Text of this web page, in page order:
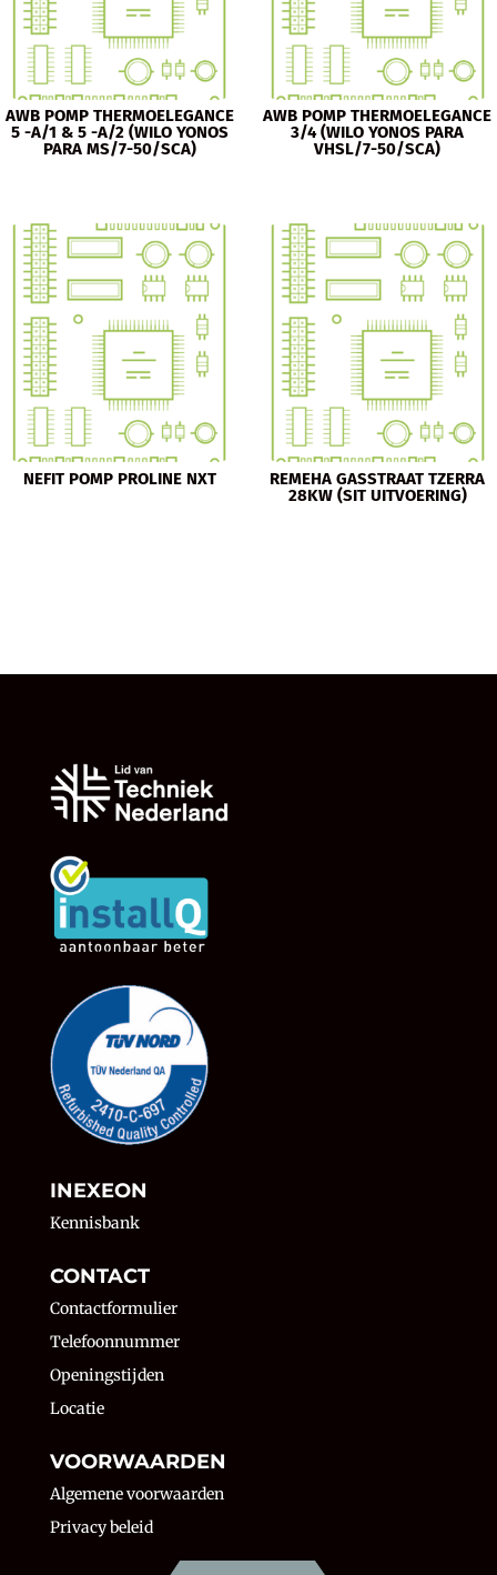
AWB POMP THERMOELEGANCE
5 -A/1 & 5 -A/2 (WILO YONOS
PARA MS/7-50/SCA)
AWB POMP THERMOELEGANCE
3/4 (WILO YONOS PARA
VHSL/7-50/SCA)
NEFIT POMP PROLINE NXT
REMEHA GASSTRAAT TZERRA
28KW (SIT UITVOERING)
INEXEON
Kennisbank
CONTACT
Contactformulier
Telefoonnummer
Openingstijden
Locatie
VOORWAARDEN
Algemene voorwaarden
Privacy beleid